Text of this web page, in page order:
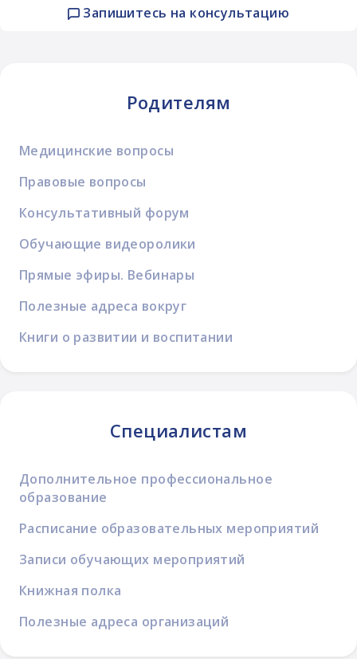
Запишитесь на консультацию
Родителям
Медицинские вопросы
Правовые вопросы
Консультативный форум
Обучающие видеоролики
Прямые эфиры. Вебинары
Полезные адреса вокруг
Книги о развитии и воспитании
Специалистам
Дополнительное профессиональное
образование
Расписание образовательных мероприятий
Записи обучающих мероприятий
Книжная полка
Полезные адреса организаций